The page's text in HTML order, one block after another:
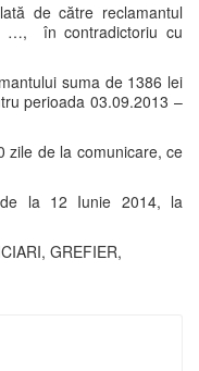
de către reclamantul
…, în contradictoriu cu
suma de 1386 lei
perioada 03.09.2013 –
zile de la comunicare, ce
la 12 Iunie 2014, la
GREFIER,